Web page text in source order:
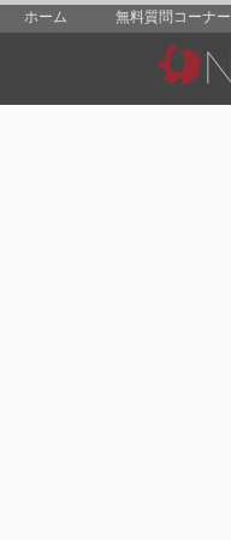
ホーム 無料質問コーナー